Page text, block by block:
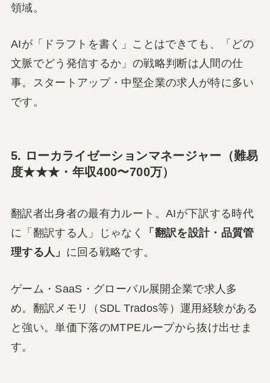
領域。
AIが「ドラフトを書く」ことはできても、「どの
文脈でどう発信するか」の戦略判断は人間の仕
事。スタートアップ・中堅企業の求人が特に多い
です。
5. ローカライゼーションマネージャー（難易
度★★★・年収400〜700万）
翻訳者出身者の最有力ルート。AIが下訳する時代
に「翻訳する人」じゃなく
「翻訳を設計・品質管
理する人」 に回る戦略です。
ゲーム・SaaS・グローバル展開企業で求人多
め。翻訳メモリ（SDL Trados等）運用経験がある
と強い。単価下落のMTPEループから抜け出せま
す。